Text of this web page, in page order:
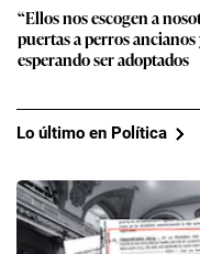
“Ellos nos escogen a
puertas a perros
esperando ser adoptados
Lo último en Política